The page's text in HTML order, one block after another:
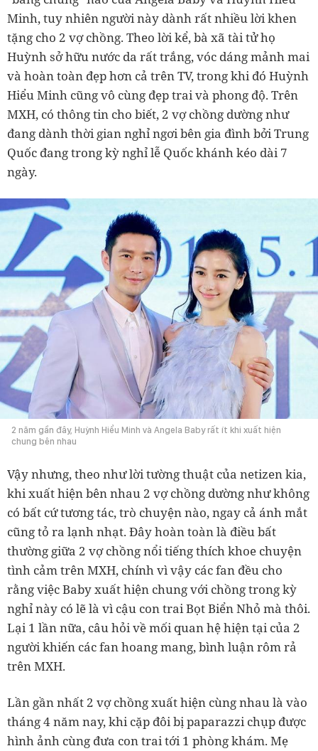
Minh, tuy nhiên người này dành rất nhiều lời khen
tặng cho 2 vợ chồng. Theo lời kể, bà xã tài tử họ
Huỳnh sở hữu nước da rất trắng, vóc dáng mảnh mai
và hoàn toàn đẹp hơn cả trên TV, trong khi đó Huỳnh
Hiểu Minh cũng vô cùng đẹp trai và phong độ. Trên
MXH, có thông tin cho biết, 2 vợ chồng dường như
đang dành thời gian nghỉ ngơi bên gia đình bởi Trung
Quốc đang trong kỳ nghỉ lễ Quốc khánh kéo dài 7
ngày.
2 năm gần đây, Huỳnh Hiểu Minh và Angela Baby rất ít khi xuất hiện
chung bên nhau
Vậy nhưng, theo như lời tường thuật của netizen kia,
khi xuất hiện bên nhau 2 vợ chồng dường như không
có bất cứ tương tác, trò chuyện nào, ngay cả ánh mắt
cũng tỏ ra lạnh nhạt. Đây hoàn toàn là điều bất
thường giữa 2 vợ chồng nổi tiếng thích khoe chuyện
tình cảm trên MXH, chính vì vậy các fan đều cho
rằng việc Baby xuất hiện chung với chồng trong kỳ
nghỉ này có lẽ là vì cậu con trai Bọt Biển Nhỏ mà thôi.
Lại 1 lần nữa, câu hỏi về mối quan hệ hiện tại của 2
người khiến các fan hoang mang, bình luận rôm rả
trên MXH.
Lần gần nhất 2 vợ chồng xuất hiện cùng nhau là vào
tháng 4 năm nay, khi cặp đôi bị paparazzi chụp được
hình ảnh cùng đưa con trai tới 1 phòng khám. Mẹ